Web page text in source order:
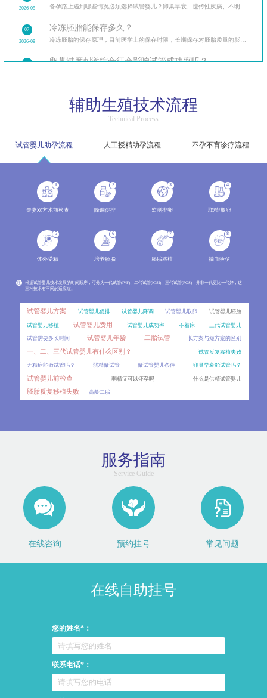
2026-08 备孕路上遇到哪些情况必须选择试管婴儿？卵巢早衰、遗传性疾病、不明原因不孕等多种临床场景，试管婴
07
2026-08
冷冻胚胎能保存多久？
冷冻胚胎的保存原理，目前医学上的保存时限，长期保存对胚胎质量的影响，保存期限与解冻成功率的关系。
06 卵巢过度刺激综合征会影响试管成功率吗？
精子洗涤过程中会损伤精子吗？
2026-08
06 人工授精和试管婴儿哪个成功率更高？
2026-08
冻胚做第三代试管婴儿PGT，效果会比新鲜囊胚差吗？
移植后出血是宫外孕吗？
2026-08
2026-08
人工授精一个周期做1次和做2次，成功率差别大吗？
很多准备做人工授精的患者都会问，一个周期内到底能做几次操作？周期次数的常规范围、影响因素，同时分
06
2026-08
内膜调理要多久？冻胚移植的时间成本比鲜胚高多少？
辅助生殖技术流程
Technical Process
试管婴儿助孕流程 人工授精助孕流程 不孕不育诊疗流程
1
夫妻双方术前检查
2
降调促排
3
监测排卵
4
取精/取卵
5
体外受精
6
培养胚胎
7
胚胎移植
8
抽血验孕
注
根据试管婴儿技术发展的时间顺序，可分为一代试管(IVF)、二代试管(ICSI)、三代试管(PGS)，并非一代更比一代好，这
三种技术有不同的适应症。
试管婴儿方案 试管婴儿促排 试管婴儿降调 试管婴儿取卵 试管婴儿胚胎
试管婴儿移植 试管婴儿费用 试管婴儿成功率 不着床 三代试管婴儿
试管需要多长时间 试管婴儿年龄 二胎试管 长方案与短方案的区别
一、二、三代试管婴儿有什么区别？ 试管反复移植失败
无精症能做试管吗？ 弱精做试管 做试管婴儿条件 卵巢早衰能试管吗？
试管婴儿前检查 弱精症可以怀孕吗 什么是供精试管婴儿
胚胎反复移植失败 高龄二胎
服务指南
Service Guide
在线咨询 预约挂号 常见问题
在线自助挂号
您的姓名*：
联系电话*：